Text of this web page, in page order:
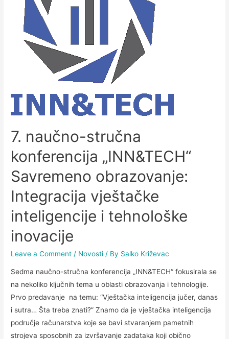
7. naučno-stručna
konferencija „INN&TECH“
Savremeno obrazovanje:
Integracija vještačke
inteligencije i tehnološke
inovacije
Leave a Comment / Novosti / By Salko Križevac
Sedma naučno-stručna konferencija „INN&TECH“ fokusirala se
na nekoliko ključnih tema u oblasti obrazovanja i tehnologije.
Prvo predavanje na temu: “Vještačka inteligencija jučer, danas
i sutra… Šta treba znati?” Znamo da je vještačka inteligencija
područje računarstva koje se bavi stvaranjem pametnih
strojeva sposobnih za izvršavanje zadataka koji obično